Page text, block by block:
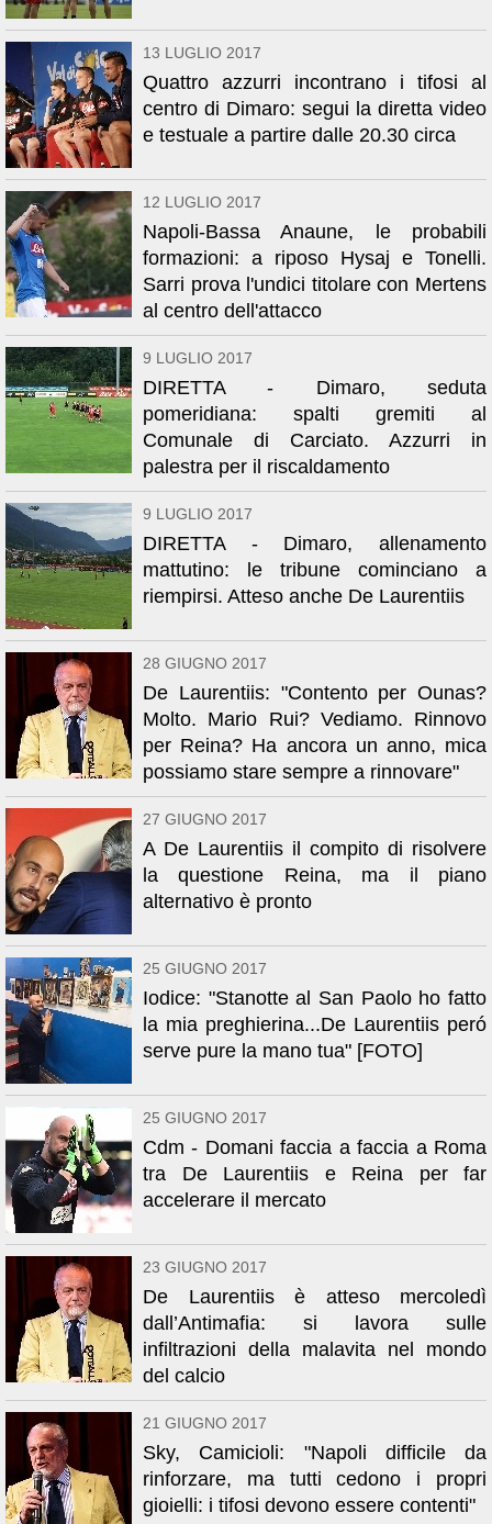
13 LUGLIO 2017
Quattro azzurri incontrano i tifosi al
centro di Dimaro: segui la diretta video
e testuale a partire dalle 20.30 circa
12 LUGLIO 2017
Napoli-Bassa Anaune, le probabili
formazioni: a riposo Hysaj e Tonelli.
Sarri prova l'undici titolare con Mertens
al centro dell'attacco
9 LUGLIO 2017
DIRETTA - Dimaro, seduta
pomeridiana: spalti gremiti al
Comunale di Carciato. Azzurri in
palestra per il riscaldamento
9 LUGLIO 2017
DIRETTA - Dimaro, allenamento
mattutino: le tribune cominciano a
riempirsi. Atteso anche De Laurentiis
28 GIUGNO 2017
De Laurentiis: "Contento per Ounas?
Molto. Mario Rui? Vediamo. Rinnovo
per Reina? Ha ancora un anno, mica
possiamo stare sempre a rinnovare"
27 GIUGNO 2017
A De Laurentiis il compito di risolvere
la questione Reina, ma il piano
alternativo è pronto
25 GIUGNO 2017
Iodice: "Stanotte al San Paolo ho fatto
la mia preghierina...De Laurentiis peró
serve pure la mano tua" [FOTO]
25 GIUGNO 2017
Cdm - Domani faccia a faccia a Roma
tra De Laurentiis e Reina per far
accelerare il mercato
23 GIUGNO 2017
De Laurentiis è atteso mercoledì
dall’Antimafia: si lavora sulle
infiltrazioni della malavita nel mondo
del calcio
21 GIUGNO 2017
Sky, Camicioli: "Napoli difficile da
rinforzare, ma tutti cedono i propri
gioielli: i tifosi devono essere contenti"